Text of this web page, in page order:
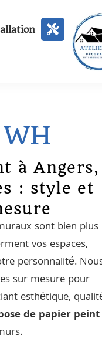
à Angers,
: style et
sont bien plus
vos espaces,
personnalité.
sur mesure pour
esthétique,
de papier peint